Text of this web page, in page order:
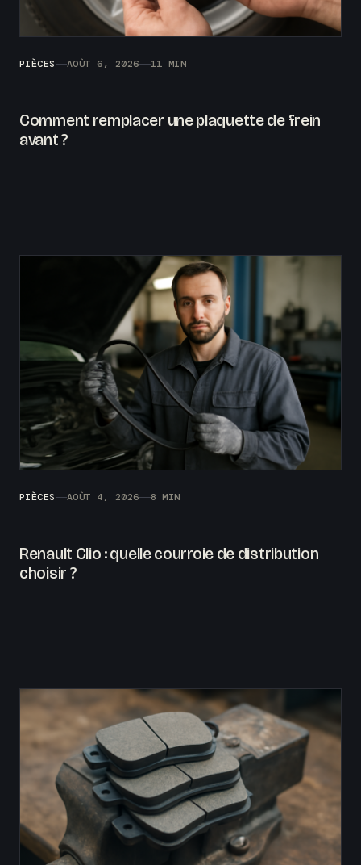
PIÈCES AOÛT 6, 2026 11 MIN
Comment remplacer une plaquette de frein
avant ?
PIÈCES AOÛT 4, 2026 8 MIN
Renault Clio : quelle courroie de distribution
choisir ?